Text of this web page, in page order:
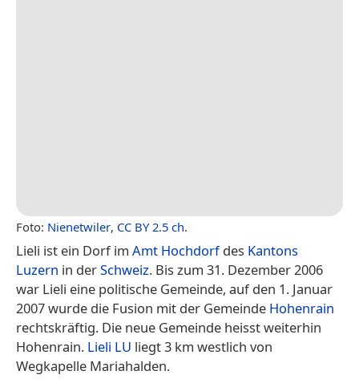
Foto: Nienetwiler, CC BY 2.5 ch.
Lieli ist ein Dorf im Amt Hochdorfdes Kantons
Luzern in derSchweiz. Bis zum 31. Dezember 2006
war Lieli eine politische Gemeinde, auf den 1. Januar
2007 wurde die Fusion mit der Gemeinde Hohenrain
rechtskräftig. Die neue Gemeinde heisst weiterhin
Hohenrain. Lieli LU liegt 3 km westlich von
Wegkapelle Mariahalden.